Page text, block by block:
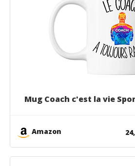
Mug Coach c'est la vie
Amazon